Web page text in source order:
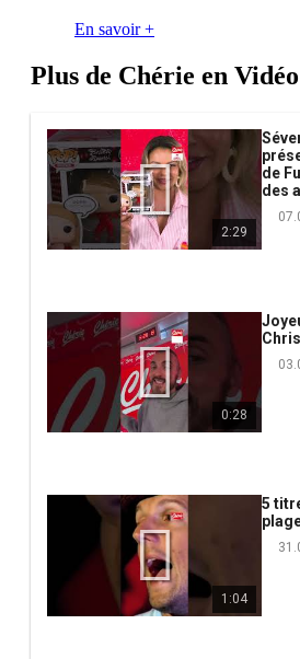
En savoir +
Plus de Chérie en Vidéo
2:29
de
des
0:28
1:04
5